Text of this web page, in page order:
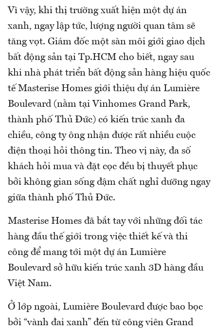
Vì vậy, khi thị trường xuất hiện một dự án
xanh, ngay lập tức, lượng người quan tâm sẽ
tăng vọt. Giám đốc một sàn môi giới giao dịch
bất động sản tại Tp.HCM cho biết, ngay sau
khi nhà phát triển bất động sản hàng hiệu quốc
tế Masterise Homes giới thiệu dự án Lumière
Boulevard (nằm tại Vinhomes Grand Park,
thành phố Thủ Đức) có kiến trúc xanh đa
chiều, công ty ông nhận được rất nhiều cuộc
điện thoại hỏi thông tin. Theo vị này, đa số
khách hỏi mua và đặt cọc đều bị thuyết phục
bởi không gian sống đậm chất nghỉ dưỡng ngay
giữa thành phố Thủ Đức.
Masterise Homes đã bắt tay với những đối tác
hàng đầu thế giới trong việc thiết kế và thi
công để mang tới một dự án Lumière
Boulevard sở hữu kiến trúc xanh 3D hàng đầu
Việt Nam.
Ở lớp ngoài, Lumière Boulevard được bao bọc
bởi “vành đai xanh” đến từ công viên Grand